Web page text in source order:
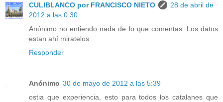
CULIBLANCO por FRANCISCO NIETO
28 de abril de
2012 a las 0:30
Anónimo no entiendo nada de lo que comentas. Los datos
estan ahí miratelos
Responder
Anónimo 30 de mayo de 2012 a las 5:39
ostia que experiencia, esto para todos los catalanes que